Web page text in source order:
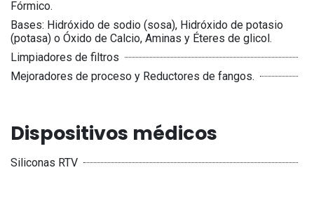
Fórmico.
Bases: Hidróxido de sodio (sosa), Hidróxido de potasio
(potasa) o Óxido de Calcio, Aminas y Éteres de glicol.
Limpiadores de filtros
Mejoradores de proceso y Reductores de fangos.
Dispositivos médicos
Siliconas RTV